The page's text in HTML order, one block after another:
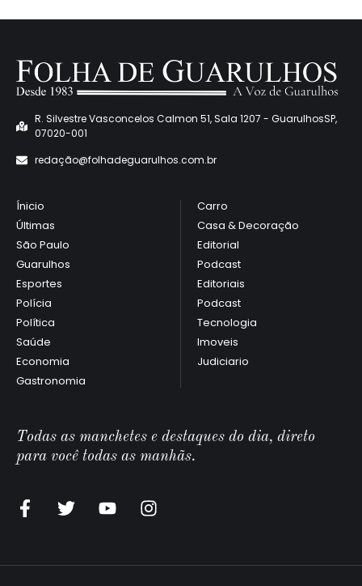
R. Silvestre Vasconcelos Calmon 51, Sala 1207 - GuarulhosSP,
07020-001
redação@folhadeguarulhos.com.br
Ínicio
Últimas
São Paulo
Guarulhos
Esportes
Polícia
Política
Saúde
Economia
Gastronomia
Carro
Casa & Decoração
Editorial
Podcast
Editoriais
Podcast
Tecnologia
Imoveis
Judiciario
Todas as manchetes e destaques do dia, direto
para você todas as manhãs.